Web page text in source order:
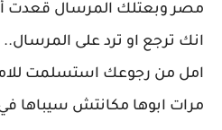
مصر وبعتلك المرسال قعدت
انك ترجع او ترد على
امل من رجوعك استسلمت للامر
مرات ابوها مكانتش سيباها